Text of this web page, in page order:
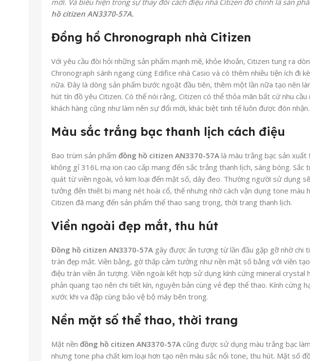
hồ citizen AN3370-57A.
Đồng hồ Chronograph nhà Citizen
Với yêu cầu đòi hỏi những sản phẩm mạnh mẽ, khỏe khoắn, Citizen tung ra
Chronograph sánh ngang cùng Edifice nhà Casio và có thêm nhiều tiện ích đi
nữa. Đây là dòng sản phẩm bước ngoặt đầu tiên, thêm một lần nữa tạo nên
hút tín đồ yêu Citizen. Có thể nói rằng, Citizen có thể thỏa mãn bất cứ nhu cầu
khách hàng cũng như làm nên sự đổi mới, khác biệt tinh tế luôn được đón nhận.
Màu sắc trắng bạc thanh lịch cách điệu
Bao trùm sản phẩm đồng hồ citizen AN3370-57A là màu trắng bạc sản
không gỉ 316L mạ ion cao cấp mang đến sắc trắng thanh lịch, sáng bóng. Sắc
quát từ viền ngoài, vỏ kim loại đến mặt số, dây đeo. Thường người sử dụng
tưởng đến thiết bị mang nét hoài cổ, thế nhưng nhờ cách vận dụng tone màu
Citizen đã mang đến sản phẩm thể thao sang trọng, thời trang thanh lịch.
Viền ngoài đẹp mắt, thu hút
Đồng hồ citizen AN3370-57A gây được ấn tượng từ lần đầu gặp gỡ nhờ chi
tràn đẹp mắt. Viền bằng, gờ thấp cảm tưởng như nền mặt số bằng với viền
điệu tràn viền ấn tượng. Viền ngoài kết hợp sử dụng kính cứng mineral crystal
phản quang tạo nên chi tiết kín, nguyên bản cùng vẻ đẹp thể thao. Kính cứng
xước khi va đập cùng bảo vệ bộ máy bên trong.
Nền mặt số thể thao, thời trang
Mặt nền đồng hồ citizen AN3370-57A cũng được sử dụng màu trắng bạc
nhưng tone pha chất kim loại hơn tạo nên màu sắc nổi tone, thu hút. Mặt số